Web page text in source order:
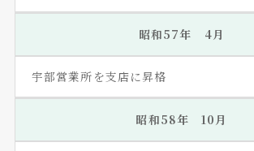
昭和57年 4月
宇部営業所を支店に昇格
昭和58年 10月